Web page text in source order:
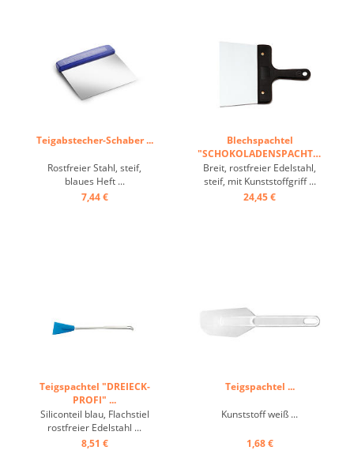
Teigabstecher-Schaber ...
Rostfreier Stahl, steif,
blaues Heft ...
7,44 €
Blechspachtel
"SCHOKOLADENSPACHTEL"
...
Breit, rostfreier Edelstahl,
steif, mit Kunststoffgriff ...
24,45 €
Teigspachtel "DREIECK-
PROFI" ...
Siliconteil blau, Flachstiel
rostfreier Edelstahl ...
8,51 €
Teigspachtel ...
Kunststoff weiß ...
1,68 €